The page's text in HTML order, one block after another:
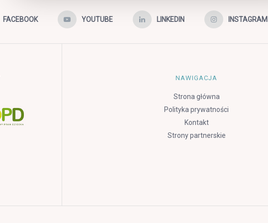
FACEBOOK YOUTUBE LINKEDIN INSTAGRAM
NAWIGACJA
Strona główna
Polityka prywatności
Kontakt
Strony partnerskie